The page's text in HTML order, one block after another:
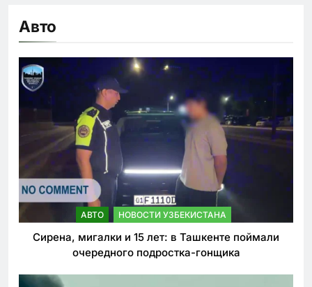
Авто
АВТО НОВОСТИ УЗБЕКИСТАНА
Сирена, мигалки и 15 лет: в Ташкенте поймали
очередного подростка-гонщика